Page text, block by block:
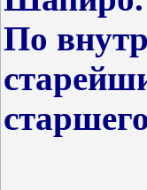
По